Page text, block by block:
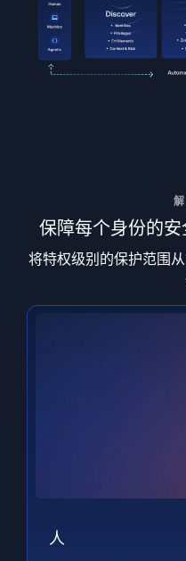
保障每个身份的安
将特权级别的保护范围
人